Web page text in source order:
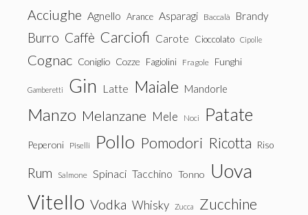
Acciughe Agnello Arance Asparagi Baccalà Brandy
Burro Caffè Carciofi Carote Cioccolato Cipolle
Cognac Coniglio Cozze Fagiolini Fragole Funghi
Gamberetti Gin Latte Maiale Mandorle
Manzo Melanzane Mele Noci Patate
Peperoni Piselli Pollo Pomodori Ricotta Riso
Rum Salmone Spinaci Tacchino Tonno Uova
Vitello Vodka Whisky Zucca Zucchine